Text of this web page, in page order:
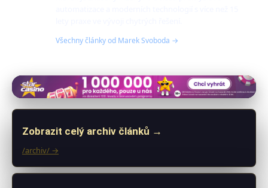
Všechny články od Marek Svoboda →
Zobrazit celý archiv článků →
/archiv/ →